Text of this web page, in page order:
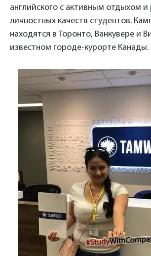
английского с активным отдыхом и
личностных качеств студентов.
находятся в Торонто, Ванкувере и
известном городе-курорте Канады.